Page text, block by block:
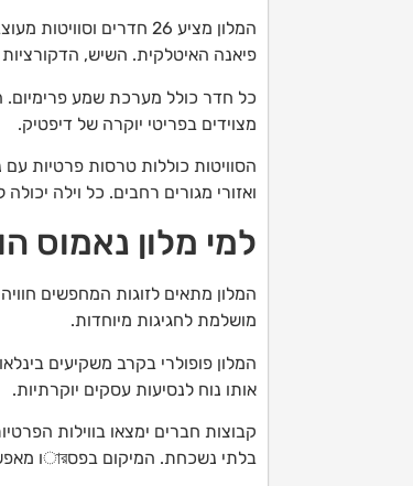
המלון מציע 26 חדרים
פיאנה האיטלקית. השיש,
כל חדר כולל מערכת שמע פרימיום.
מצוידים בפריטי יוקרה של דיפטיק.
הסוויטות כוללות טרסות פרטיות
ואזורי מגורים רחבים. כל וילה יכולה לאכלס
למי מלון נאמוס
המלון מתאים לזוגות המחפשים
מושלמת לחגיגות מיוחדות.
המלון פופולרי בקרב משקיעים
אותו נוח לנסיעות עסקים יוקרתיות.
קבוצות חברים ימצאו בווילות
בלתי נשכחת. המיקום בפסারו מאפשר גישה למיטב האטרקציות במיקונוס.